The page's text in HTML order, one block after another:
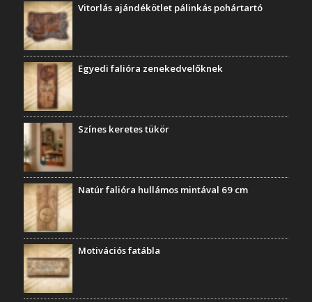
Vitorlás ajándékötlet pálinkás pohártartó
Egyedi falióra zenekedvelőknek
Színes keretes tükör
Natúr falióra hullámos mintával 69 cm
Motivációs fatábla